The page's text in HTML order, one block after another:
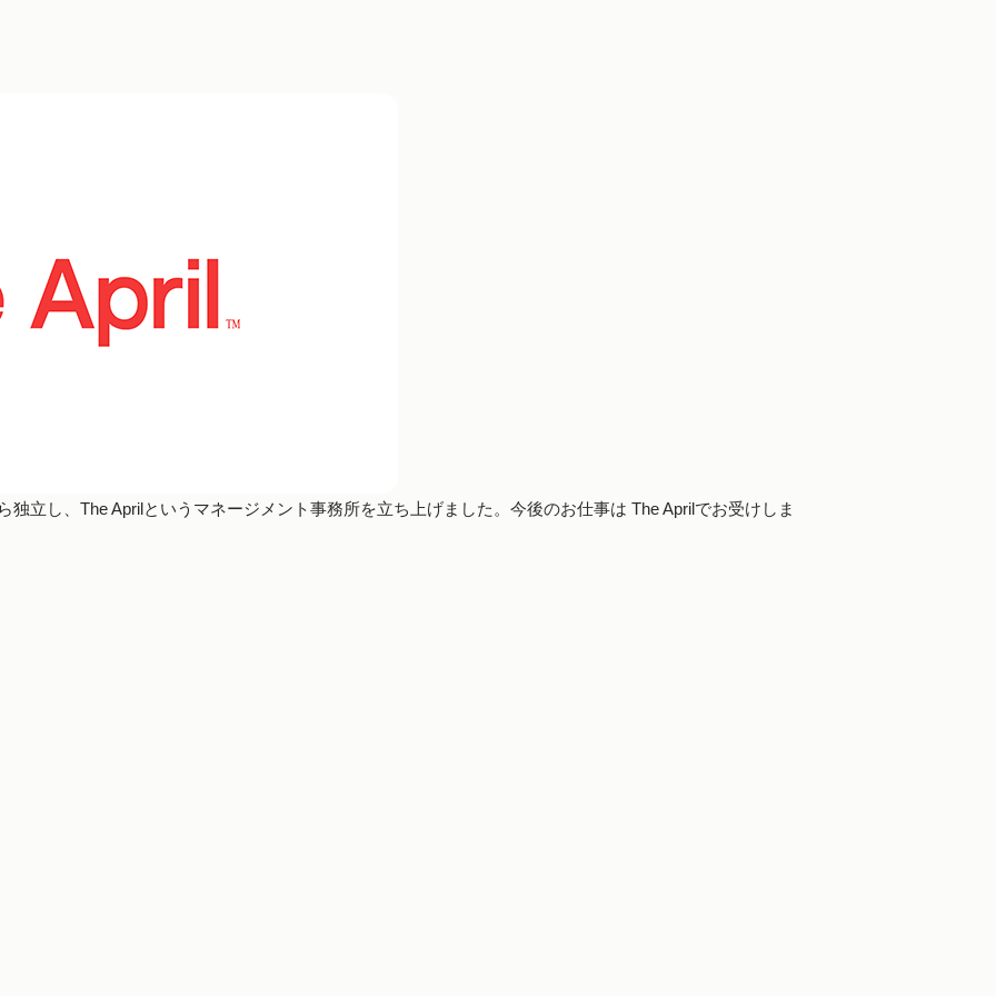
立し、The Aprilというマネージメント事務所を立ち上げました。今後のお仕事は The Aprilでお受けしま